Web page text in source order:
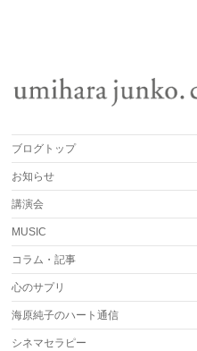
ブログトップ
お知らせ
講演会
MUSIC
コラム・記事
心のサプリ
海原純子のハート通信
シネマセラピー